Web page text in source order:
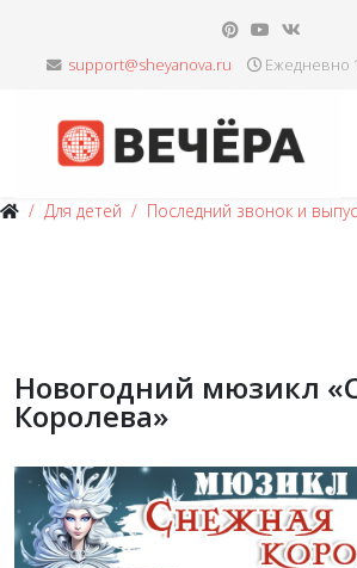
Ежедневно
Для детей Последний звонок и
Новогодний мюзикл
Королева»